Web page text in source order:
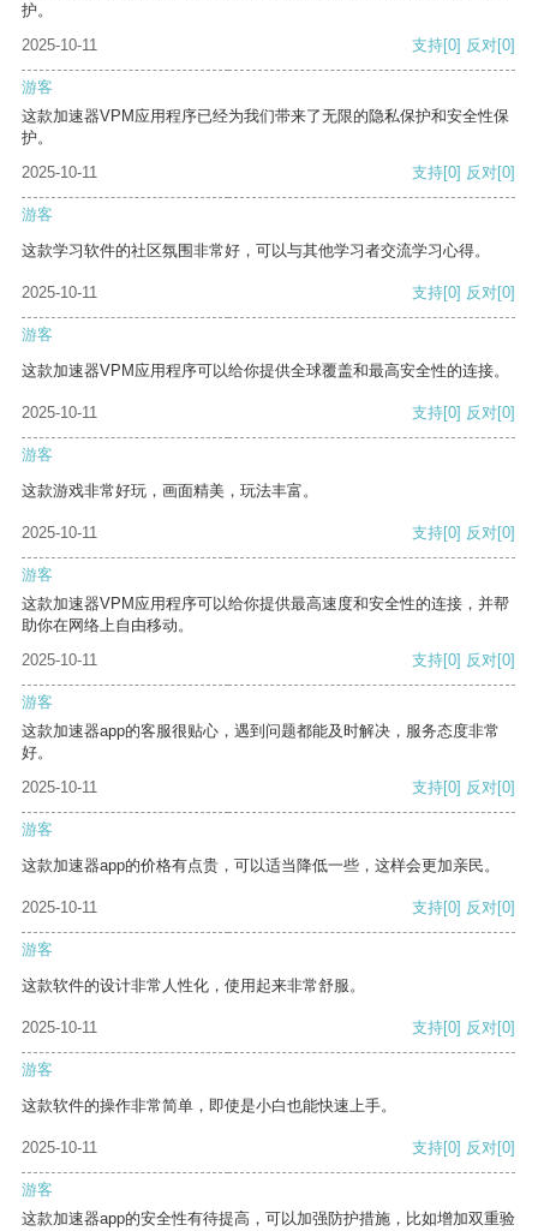
护。
2025-10-11
支持[0] 反对[0]
游客
这款加速器VPM应用程序已经为我们带来了无限的隐私保护和安全性保
护。
2025-10-11
支持[0] 反对[0]
游客
这款学习软件的社区氛围非常好，可以与其他学习者交流学习心得。
2025-10-11 支持[0] 反对[0]
游客
这款加速器VPM应用程序可以给你提供全球覆盖和最高安全性的连接。
2025-10-11 支持[0] 反对[0]
游客
这款游戏非常好玩，画面精美，玩法丰富。
2025-10-11 支持[0] 反对[0]
游客
这款加速器VPM应用程序可以给你提供最高速度和安全性的连接，并帮
助你在网络上自由移动。
2025-10-11
支持[0] 反对[0]
游客
这款加速器app的客服很贴心，遇到问题都能及时解决，服务态度非常
好。
2025-10-11
支持[0] 反对[0]
游客
这款加速器app的价格有点贵，可以适当降低一些，这样会更加亲民。
2025-10-11 支持[0] 反对[0]
游客
这款软件的设计非常人性化，使用起来非常舒服。
2025-10-11 支持[0] 反对[0]
游客
这款软件的操作非常简单，即使是小白也能快速上手。
2025-10-11 支持[0] 反对[0]
游客
这款加速器app的安全性有待提高，可以加强防护措施，比如增加双重验